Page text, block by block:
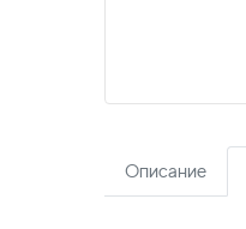
Описание